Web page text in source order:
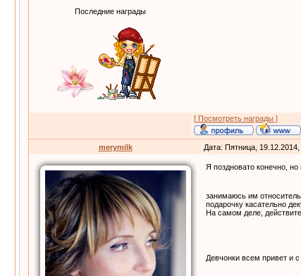
Последние награды
[ Посмотреть награды ]
merymilk Дата: Пятница,
Я поздновато конечно,
занимаюсь им
подарочку касательно
На самом деле,
Девчонки всем привет и